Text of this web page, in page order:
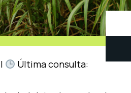
Última consulta: